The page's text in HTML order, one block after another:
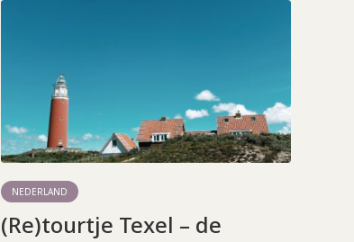
NEDERLAND
(Re)tourtje Texel – de